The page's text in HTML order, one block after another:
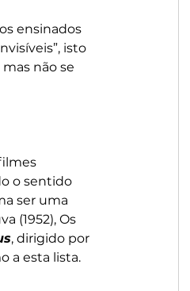
ensinados
isto
não se
o sentido
ser uma
(1952), Os
, dirigido por
a esta lista.